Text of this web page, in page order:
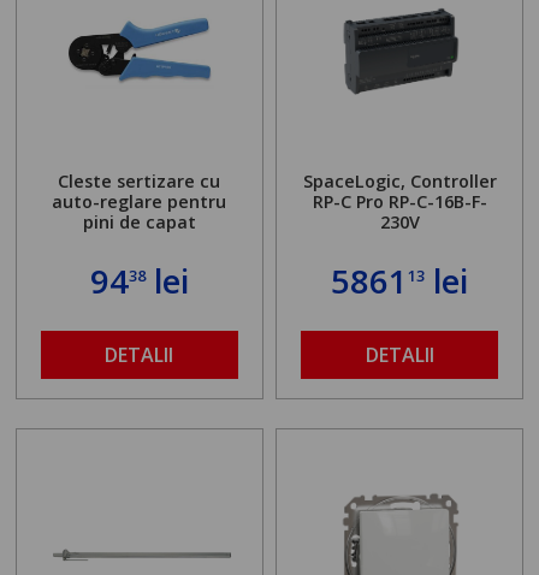
Cleste sertizare cu
auto-reglare pentru
pini de capat
9438lei
DETALII
SpaceLogic, Controller
RP-C Pro RP-C-16B-F-
230V
586113 lei
DETALII